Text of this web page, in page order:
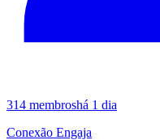
314 membroshá 1 dia
Conexão Engaja